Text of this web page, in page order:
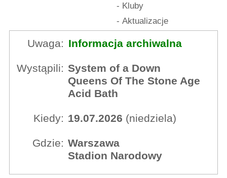
- Kluby
- Aktualizacje
Uwaga: Informacja archiwalna
Wystąpili: System of a Down
Queens Of The Stone Age
Acid Bath
Kiedy: 19.07.2026 (niedziela)
Gdzie: Warszawa
Stadion Narodowy